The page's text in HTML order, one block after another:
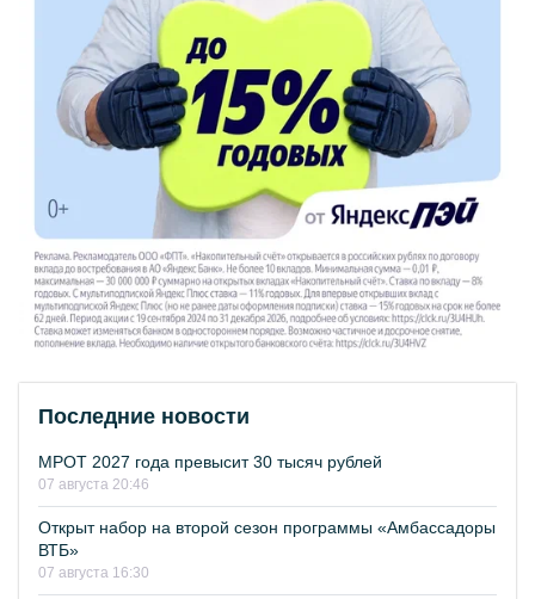
Последние новости
МРОТ 2027 года превысит 30 тысяч рублей
07 августа 20:46
Открыт набор на второй сезон программы «Амбассадоры
ВТБ»
07 августа 16:30